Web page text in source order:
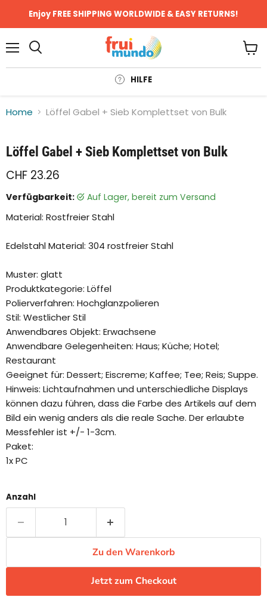
Enjoy FREE SHIPPING WORLDWIDE & EASY RETURNS!
HILFE
Home Löffel Gabel + Sieb Komplettset von Bulk
Klicken oder scrollen, um zu Zoomen
Löffel Gabel + Sieb Komplettset von Bulk
CHF 23.26
Verfügbarkeit: auf Lager, bereit zum Versand
Material: Rostfreier Stahl
Edelstahl Material: 304 rostfreier Stahl
Muster: glatt
Produktkategorie: Löffel
Polierverfahren: Hochglanzpolieren
Stil: Westlicher Stil
Anwendbares Objekt: Erwachsene
Anwendbare Gelegenheiten: Haus; Küche; Hotel;
Restaurant
Geeignet für: Dessert; Eiscreme; Kaffee; Tee; Reis; Suppe.
Hinweis: Lichtaufnahmen und unterschiedliche Displays
können dazu führen, dass die Farbe des Artikels auf dem
Bild ein wenig anders als die reale Sache. Der erlaubte
Messfehler ist +/- 1-3cm.
Paket:
1x PC
Anzahl
Zu den Warenkorb
Jetzt zum Checkout